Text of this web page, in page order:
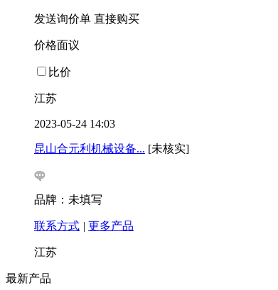
发送询价单 直接购买
价格面议
比价
江苏
2023-05-24 14:03
昆山合元利机械设备... [未核实]
品牌：未填写
联系方式 | 更多产品
江苏
最新产品